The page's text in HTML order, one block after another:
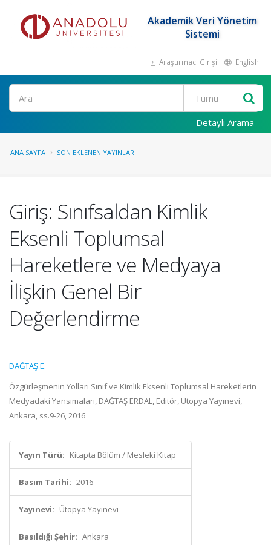
Akademik Veri Yönetim
Sistemi
Araştırmacı Girişi English
Ara
Detaylı Arama
ANA SAYFA SON EKLENEN YAYINLAR
Giriş: Sınıfsaldan Kimlik
Eksenli Toplumsal
Hareketlere ve Medyaya
İlişkin Genel Bir
Değerlendirme
DAĞTAŞ E.
Özgürleşmenin Yolları Sınıf ve Kimlik Eksenli Toplumsal Hareketlerin
Medyadaki Yansımaları, DAĞTAŞ ERDAL, Editör, Ütopya Yayınevi,
Ankara, ss.9-26, 2016
Yayın Türü: Kitapta Bölüm / Mesleki Kitap
Basım Tarihi: 2016
Yayınevi: Ütopya Yayınevi
Basıldığı Şehir: Ankara